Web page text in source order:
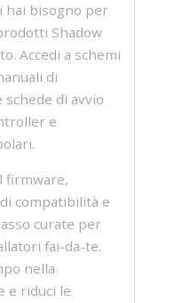
hai bisogno per
Shadow
Accedi a schemi
di
schede di avvio
e
firmware,
compatibilità e
curate per
fai-da-te.
nella
e riduci le